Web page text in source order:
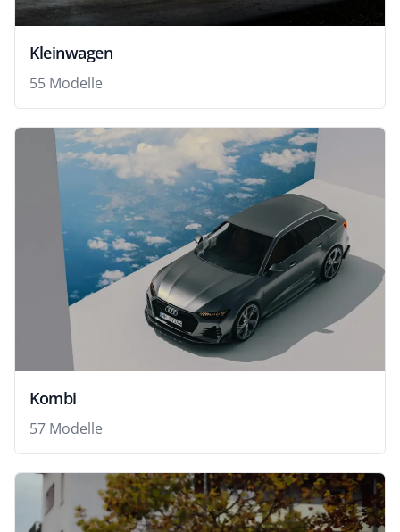
Kleinwagen
55 Modelle
Kombi
57 Modelle